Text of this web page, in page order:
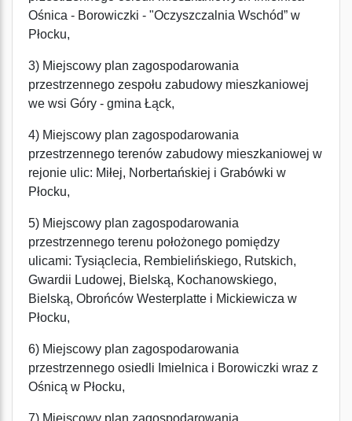
Ośnica - Borowiczki - "Oczyszczalnia Wschód” w
Płocku,
3) Miejscowy plan zagospodarowania
przestrzennego zespołu zabudowy mieszkaniowej
we wsi Góry - gmina Łąck,
4) Miejscowy plan zagospodarowania
przestrzennego terenów zabudowy mieszkaniowej w
rejonie ulic: Miłej, Norbertańskiej i Grabówki w
Płocku,
5) Miejscowy plan zagospodarowania
przestrzennego terenu położonego pomiędzy
ulicami: Tysiąclecia, Rembielińskiego, Rutskich,
Gwardii Ludowej, Bielską, Kochanowskiego,
Bielską, Obrońców Westerplatte i Mickiewicza w
Płocku,
6) Miejscowy plan zagospodarowania
przestrzennego osiedli Imielnica i Borowiczki wraz z
Ośnicą w Płocku,
7) Miejscowy plan zagospodarowania